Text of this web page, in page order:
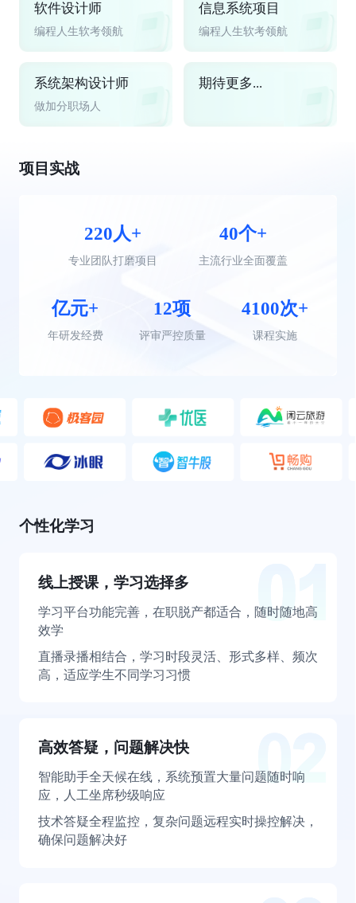
软件设计师
编程人生软考领航
信息系统项目
编程人生软考领航
系统架构设计师
做加分职场人
期待更多...
项目实战
220人+
专业团队打磨项目
40个+
主流行业全面覆盖
亿元+
年研发经费
12项
评审严控质量
4100次+
课程实施
个性化学习
线上授课，学习选择多
学习平台功能完善，在职脱产都适合，随时随地高
效学
直播录播相结合，学习时段灵活、形式多样、频次
高，适应学生不同学习习惯
高效答疑，问题解决快
智能助手全天候在线，系统预置大量问题随时响
应，人工坐席秒级响应
技术答疑全程监控，复杂问题远程实时操控解决，
确保问题解决好